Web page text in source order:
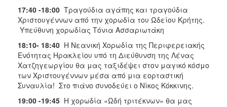
17:40 -18:00 Τραγούδια αγάπης και τραγούδια
Χριστουγέννων από την χορωδία του Ωδείου Κρήτης.
Υπεύθυνη χορωδίας Τόνια Ασσαριωτάκη
18:10- 18:40 Η Νεανική Χορωδία της Περιφερειακής
Ενότητας Ηρακλείου υπό τη Διεύθυνση της Λένας
Χατζηγεωργίου θα μας ταξιδέψει στον μαγικό κόσμο
των Χριστουγέννων μέσα από μια εορταστική
Συναυλία! Στο πιάνο συνοδεύει ο Νίκος Κόκκινης.
19:00 -19:45 H χορωδία «Ωδή τριτέκνων» θα μας